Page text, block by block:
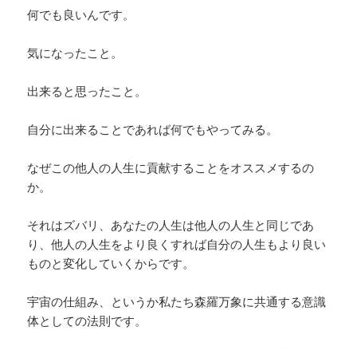
何でも良いんです。
気になったこと。
出来ると思ったこと。
自分に出来ることであれば何でもやってみる。
なぜこの他人の人生に貢献することをオススメするの
か。
それはズバリ、あなたの人生は他人の人生と同じであ
り、他人の人生をより良くすれば自分の人生もより良い
ものと変化していくからです。
宇宙の仕組み、というか私たち森羅万象に共通する意識
体としての法則です。